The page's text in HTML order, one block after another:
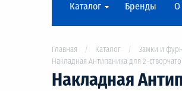
Каталог Бренды О
Главная Каталог Замки и
Накладная Антипаника для 2-
Накладная